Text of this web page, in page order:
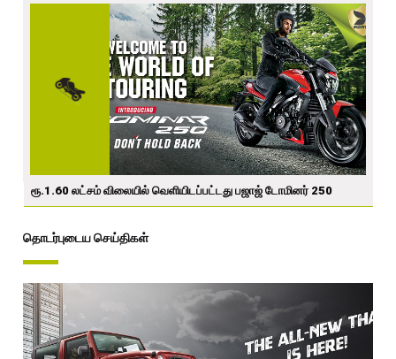
ரூ.1.60 லட்சம் விலையில் வெளியிடப்பட்டது பஜாஜ் டோமினர் 250
தொடர்புடைய செய்திகள்